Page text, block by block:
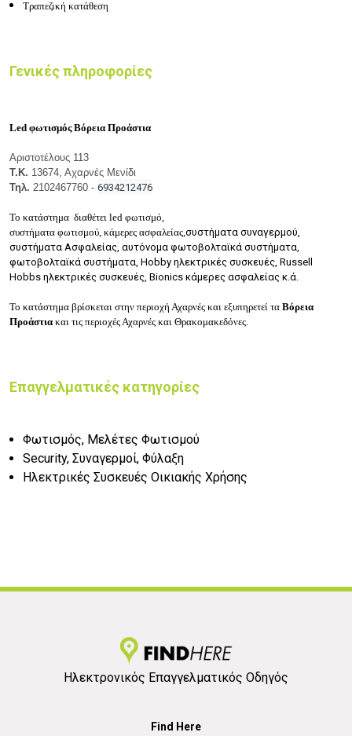
Τραπεζική κατάθεση
Γενικές πληροφορίες
Led φωτισμός Βόρεια Προάστια
Αριστοτέλους 113
Τ.Κ. 13674, Αχαρνές Μενίδι
Τηλ. 2102467760 - 6934212476
Το κατάστημα διαθέτει led φωτισμό,
συστήματα φωτισμού, κάμερες ασφαλείας,συστήματα συναγερμού,
συστήματα Ασφαλείας, αυτόνομα φωτοβολταϊκά συστήματα,
φωτοβολταϊκά συστήματα, Hobby ηλεκτρικές συσκευές, Russell
Hobbs ηλεκτρικές συσκευές, Bionics κάμερες ασφαλείας κ.ά.
Το κατάστημα βρίσκεται στην περιοχή Αχαρνές και εξυπηρετεί τα Βόρεια
Προάστια και τις περιοχές Αχαρνές και Θρακομακεδόνες.
Επαγγελματικές κατηγορίες
Φωτισμός, Μελέτες Φωτισμού
Security, Συναγερμοί, Φύλαξη
Ηλεκτρικές Συσκευές Οικιακής Χρήσης
Ηλεκτρονικός Επαγγελματικός Οδηγός
Find Here